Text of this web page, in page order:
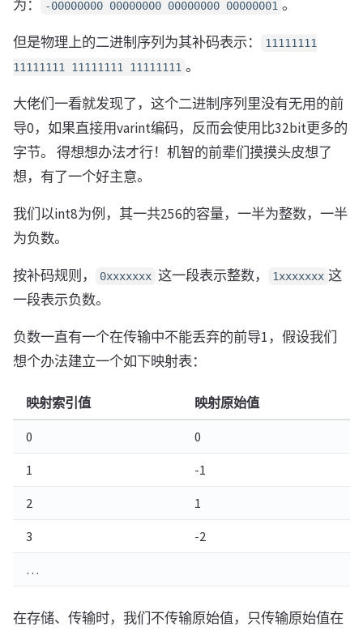
为： -00000000 00000000 00000000 00000001 。
但是物理上的二进制序列为其补码表示：
11111111
11111111 11111111 11111111 。
大佬们一看就发现了，这个二进制序列里没有无用的前
导0，如果直接用varint编码，反而会使用比32bit更多的
字节。 得想想办法才行！机智的前辈们摸摸头皮想了
想，有了一个好主意。
我们以int8为例，其一共256的容量，一半为整数，一半
为负数。
按补码规则， 0xxxxxxx 这一段表示整数， 1xxxxxxx 这
一段表示负数。
负数一直有一个在传输中不能丢弃的前导1，假设我们
想个办法建立一个如下映射表：
映射索引值 映射原始值
0 0
1 -1
2 1
3 -2
…
在存储、传输时，我们不传输原始值，只传输原始值在